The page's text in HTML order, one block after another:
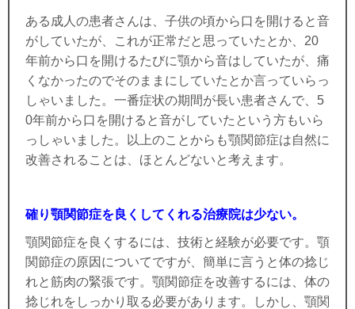
ある成人の患者さんは、子供の頃から口を開けると音
がしていたが、これが正常だと思っていたとか、20
年前から口を開けるたびに顎から音はしていたが、痛
くなかったのでそのままにしていたとか言っていらっ
しゃいました。一番症状の期間が長い患者さんで、5
0年前から口を開けると音がしていたという方もいら
っしゃいました。以上のことからも顎関節症は自然に
改善されることは、ほとんどないと考えます。
確り顎関節症を良くしてくれる治療院は少ない。
顎関節症を良くするには、技術と経験が必要です。顎
関節症の原因についてですが、簡単に言うと体の捻じ
れと筋肉の緊張です。顎関節症を改善するには、体の
捻じれをしっかり取る必要があります。しかし、顎関